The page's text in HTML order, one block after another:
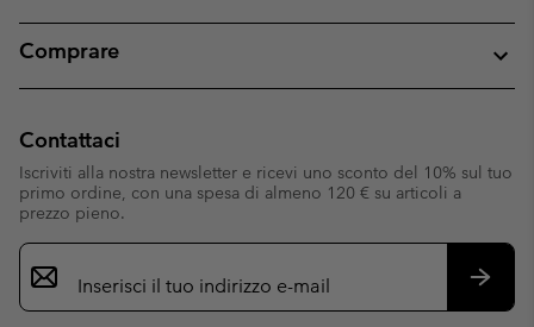
Comprare
Contattaci
Iscriviti alla nostra newsletter e ricevi uno sconto del 10% sul tuo
primo ordine, con una spesa di almeno 120 € su articoli a
prezzo pieno.
Iscrizione
e-
mail